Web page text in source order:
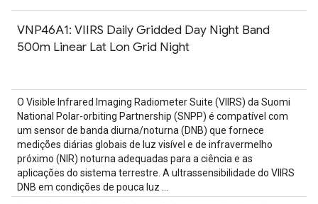
VNP46A1: VIIRS Daily Gridded Day Night Band
500m Linear Lat Lon Grid Night
O Visible Infrared Imaging Radiometer Suite (VIIRS) da Suomi
National Polar-orbiting Partnership (SNPP) é compatível com
um sensor de banda diurna/noturna (DNB) que fornece
medições diárias globais de luz visível e de infravermelho
próximo (NIR) noturna adequadas para a ciência e as
aplicações do sistema terrestre. A ultrassensibilidade do VIIRS
DNB em condições de pouca luz …